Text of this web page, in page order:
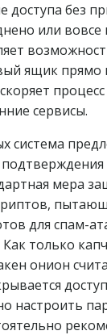
доступа без
или
ящик прямо
сервисы.
система
мера
для спам-
только
онион
настроить